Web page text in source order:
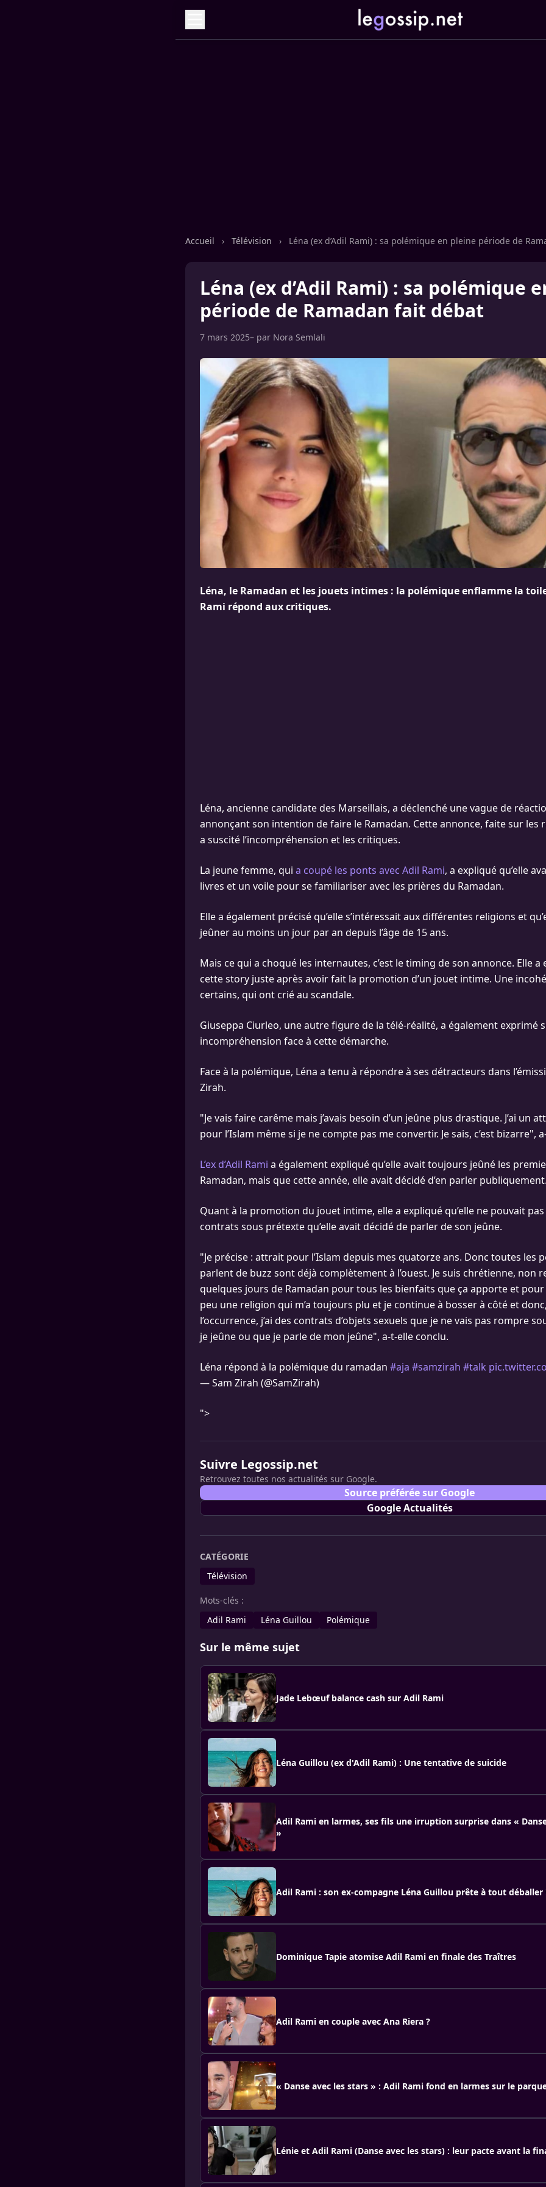
Accueil › Télévision › Léna (ex d’Adil Rami) : sa polémique en pleine période de
Léna (ex d’Adil Rami) : sa polémique
période de Ramadan fait débat
7 mars 2025– par Nora Semlali
Léna, le Ramadan et les jouets intimes : la polémique enflamme la toile !
Rami répond aux critiques.
Léna, ancienne candidate des Marseillais, a déclenché une vague de
annonçant son intention de faire le Ramadan. Cette annonce, faite sur les
a suscité l’incompréhension et les critiques.
La jeune femme, qui a coupé les ponts avec Adil Rami, a expliqué qu’elle
livres et un voile pour se familiariser avec les prières du Ramadan.
Elle a également précisé qu’elle s’intéressait aux différentes religions et
jeûner au moins un jour par an depuis l’âge de 15 ans.
Mais ce qui a choqué les internautes, c’est le timing de son annonce. Elle
cette story juste après avoir fait la promotion d’un jouet intime. Une
certains, qui ont crié au scandale.
Giuseppa Ciurleo, une autre figure de la télé-réalité, a également exprimé
incompréhension face à cette démarche.
Face à la polémique, Léna a tenu à répondre à ses détracteurs dans
Zirah.
"Je vais faire carême mais j’avais besoin d’un jeûne plus drastique. J’ai un
pour l’Islam même si je ne compte pas me convertir. Je sais, c’est bizarre",
L’ex d’Adil Rami a également expliqué qu’elle avait toujours jeûné les
Ramadan, mais que cette année, elle avait décidé d’en parler publiquement.
Quant à la promotion du jouet intime, elle a expliqué qu’elle ne pouvait
contrats sous prétexte qu’elle avait décidé de parler de son jeûne.
"Je précise : attrait pour l’Islam depuis mes quatorze ans. Donc toutes les
parlent de buzz sont déjà complètement à l’ouest. Je suis chrétienne, non
quelques jours de Ramadan pour tous les bienfaits que ça apporte et
peu une religion qui m’a toujours plu et je continue à bosser à côté et
l’occurrence, j’ai des contrats d’objets sexuels que je ne vais pas rompre
je jeûne ou que je parle de mon jeûne", a-t-elle conclu.
Léna répond à la polémique du ramadan #aja #samzirah #talk
— Sam Zirah (@SamZirah)
">
Suivre Legossip.net
Retrouvez toutes nos actualités sur Google.
Source préférée sur Google
Google Actualités
CATÉGORIE
Télévision
Mots-clés :
Adil Rami
Léna Guillou Polémique
Sur le même sujet
Jade Lebœuf balance cash sur Adil Rami
Léna Guillou (ex d'Adil Rami) : Une tentative de suicide
Adil Rami en larmes, ses fils une irruption surprise dans «
»
Adil Rami : son ex-compagne Léna Guillou prête à tout déballer
Dominique Tapie atomise Adil Rami en finale des Traîtres
Adil Rami en couple avec Ana Riera ?
« Danse avec les stars » : Adil Rami fond en larmes sur le
Lénie et Adil Rami (Danse avec les stars) : leur pacte avant la